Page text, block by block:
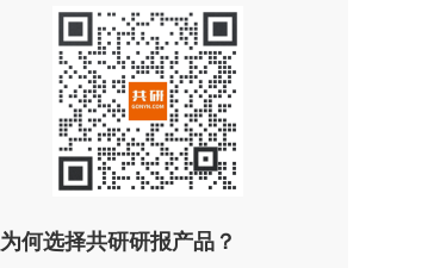
为何选择共研研报产品？